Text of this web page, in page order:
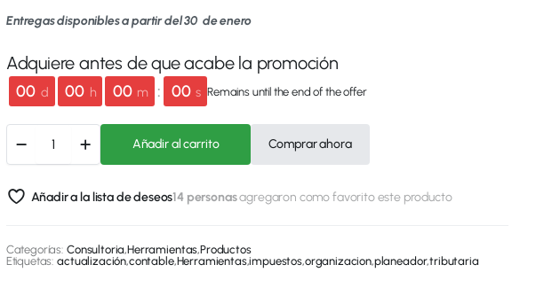
Entregas disponibles a partir del 30 de enero
Adquiere antes de que acabe la promoción
00 d 00 h 00 m : 00 s Remains until the end of the offer
Añadir al carrito Comprar ahora
Añadir a la lista de deseos14 personasagregaron como favorito este producto
Categorías: Consultoria,Herramientas,Productos
Etiquetas: actualización,contable,Herramientas,impuestos,organizacion,planeador,tributaria